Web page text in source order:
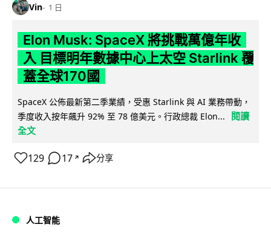
Vin 1 日
Elon Musk: SpaceX 將挑戰萬億年收
入 目標明年數據中心上太空 Starlink 覆
蓋全球170國
SpaceX 公佈最新第二季業績，受惠 Starlink 與 AI 業務帶動，
季度收入按年飆升 92% 至 78 億美元。行政總裁 Elon...
閱讀
全文
129 17 ↗ 分享
人工智能